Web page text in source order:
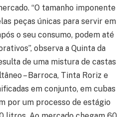
“O tamanho imponente
peças únicas para servir em
o seu consumo, podem até
observa a Quinta da
de uma mistura de castas
– Barroca, Tinta Roriz e
em conjunto, em cubas
por um processo de estágio